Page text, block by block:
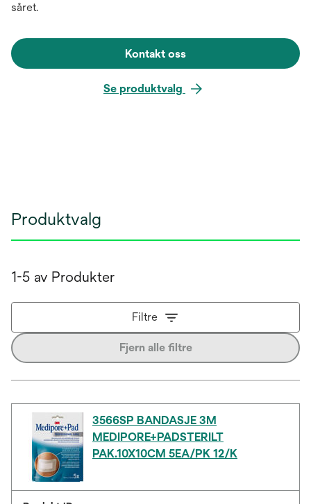
såret.
Kontakt oss
Se produktvalg
Produktvalg
1-5 av Produkter
Filtre
Fjern alle filtre
3566SP BANDASJE 3M
MEDIPORE+PADSTERILT
PAK.10X10CM 5EA/PK 12/K